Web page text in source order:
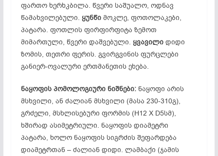
ფართო ხერხკბილა. წვერი საშუალო, ოდნავ
წამახვილებული. ყუნწიმოკლე, ფოთოლაკები,
პატარა. ფოთლის ფირფირფიტა ზემოთ
მიმართული, წვერი დაშვებული. ყვავილიდიდი
ზომის, თეთრი ფერის. გვირგვინის ფურცლები
განიერ-ოვალური ერთმანეთის ეხება.
ნაყოფის პომოლოგიური ნიშნები:ნაყოფი არის
მსხვილი, ან ძალიან მსხვილი (მასა 230-310გ),
გრძელი, მსხლისებური ფორმის (H12 X D5სმ),
ხშირად ასიმეტრიული. ნაყოფის დიამეტრი
პატარა, ხოლო ნაყოფის სიგრძის შეფარდება
დიამეტრთან – ძალიან დიდი. ლამბაქი (ჯამის